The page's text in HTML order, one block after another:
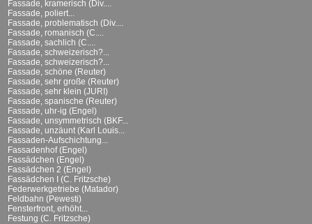
Fassade, kramerisch (Div....
Fassade, poliert...
Fassade, problematisch (Div....
Fassade, romanisch (C....
Fassade, sachlich (C....
Fassade, schweizerisch?...
Fassade, schweizerisch?...
Fassade, schöne (Reuter)
Fassade, sehr große (Reuter)
Fassade, sehr klein (JURI)
Fassade, spanische (Reuter)
Fassade, uhr-ig (Engel)
Fassade, unsymmetrisch (BKF...
Fassade, unzäunt (Karl Louis...
Fassaden-Aufschichtung...
Fassadenhof (Engel)
Fassädchen (Engel)
Fassädchen 2 (Engel)
Fassädchen I (C. Fritzsche)
Federwerkgetriebe (Matador)
Feldbahn (Pewesti)
Fensterfront, erhöht...
Festung (C. Fritzsche)